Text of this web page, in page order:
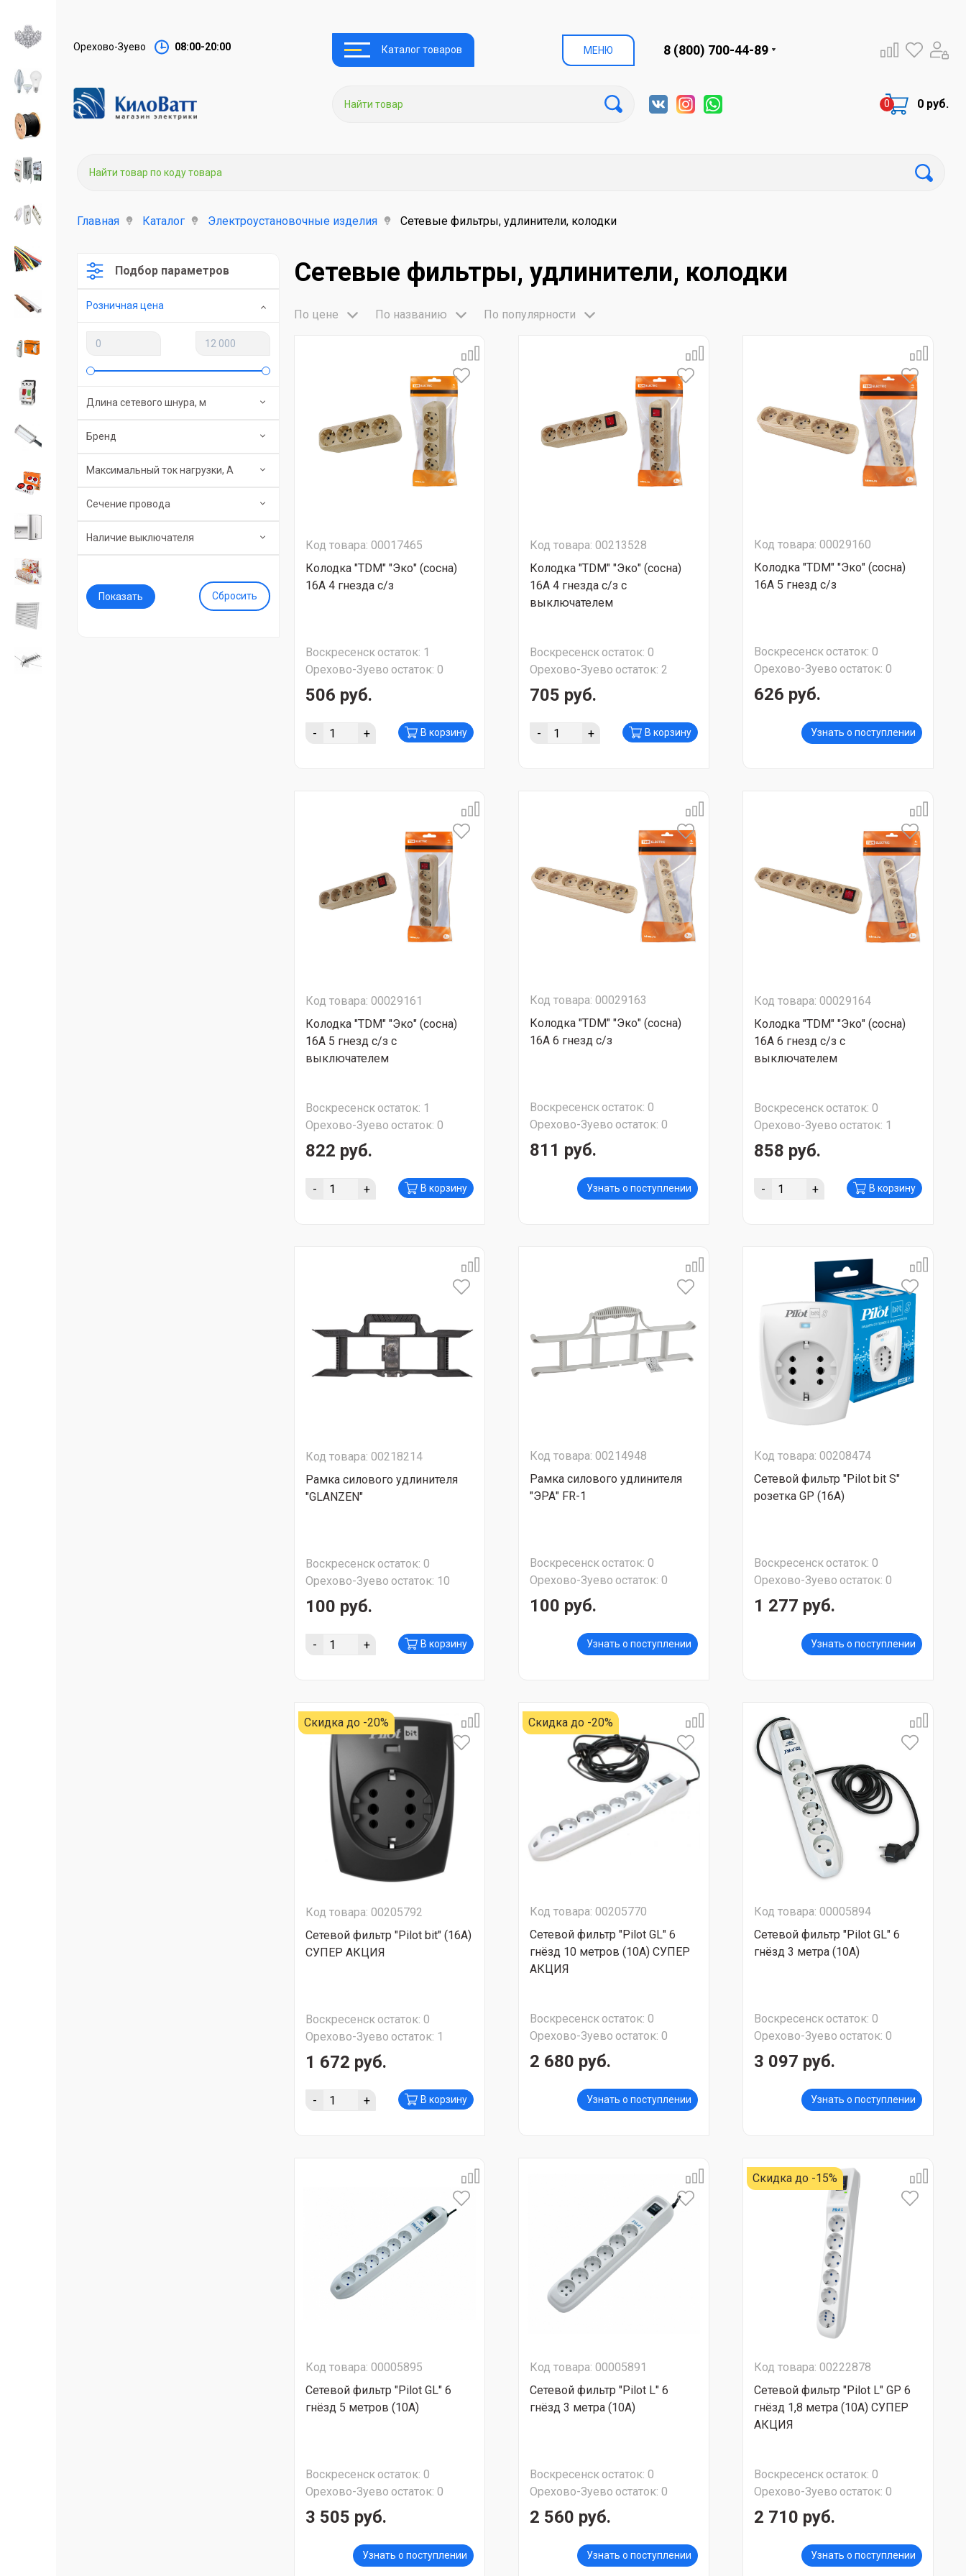
Орехово-Зуево 08:00-20:00 Каталог товаров МЕНЮ 8 (800) 700-44-89
0 руб.
Главная Каталог Электроустановочные изделия Сетевые фильтры, удлинители, колодки
Подбор параметров
Розничная цена
Длина сетевого шнура, м
Бренд
Максимальный ток нагрузки, А
Сечение провода
Наличие выключателя
Сбросить
Сетевые фильтры, удлинители, колодки
По цене По названию По популярности
Код товара: 00017465
Колодка "TDM" "Эко" (сосна)
16A 4 гнезда с/з
Воскресенскостаток: 1
Орехово-Зуево остаток: 0
506 руб.
- + В корзину
Код товара: 00213528
Колодка "TDM" "Эко" (сосна)
16A 4 гнезда с/з с
выключателем
Воскресенскостаток: 0
Орехово-Зуево остаток: 2
705 руб.
- + В корзину
Код товара: 00029160
Колодка "TDM" "Эко" (сосна)
16A 5 гнезд с/з
Воскресенскостаток: 0
Орехово-Зуево остаток: 0
626 руб.
Узнать о поступлении
Код товара: 00029161
Колодка "TDM" "Эко" (сосна)
16A 5 гнезд с/з с
выключателем
Воскресенскостаток: 1
Орехово-Зуево остаток: 0
822 руб.
- + В корзину
Код товара: 00029163
Колодка "TDM" "Эко" (сосна)
16A 6 гнезд с/з
Воскресенскостаток: 0
Орехово-Зуево остаток: 0
811 руб.
Узнать о поступлении
Код товара: 00029164
Колодка "TDM" "Эко" (сосна)
16A 6 гнезд с/з с
выключателем
Воскресенскостаток: 0
Орехово-Зуево остаток: 1
858 руб.
- + В корзину
Код товара: 00218214
Рамка силового удлинителя
"GLANZEN"
Воскресенскостаток: 0
Орехово-Зуево остаток: 10
100 руб.
- + В корзину
Код товара: 00214948
Рамка силового удлинителя
"ЭРА" FR-1
Воскресенскостаток: 0
Орехово-Зуево остаток: 0
100 руб.
Узнать о поступлении
Код товара: 00208474
Сетевой фильтр "Pilot bit S"
розетка GP (16А)
Воскресенскостаток: 0
Орехово-Зуево остаток: 0
1 277 руб.
Узнать о поступлении
Скидка до -20%
Код товара: 00205792
Сетевой фильтр "Pilot bit" (16А)
СУПЕР АКЦИЯ
Воскресенскостаток: 0
Орехово-Зуево остаток: 1
1 672 руб.
- + В корзину
Скидка до -20%
Код товара: 00205770
Сетевой фильтр "Pilot GL" 6
гнёзд 10 метров (10А) СУПЕР
АКЦИЯ
Воскресенскостаток: 0
Орехово-Зуево остаток: 0
2 680 руб.
Узнать о поступлении
Код товара: 00005894
Сетевой фильтр "Pilot GL" 6
гнёзд 3 метра (10А)
Воскресенскостаток: 0
Орехово-Зуево остаток: 0
3 097 руб.
Узнать о поступлении
Код товара: 00005895
Сетевой фильтр "Pilot GL" 6
гнёзд 5 метров (10А)
Воскресенскостаток: 0
Орехово-Зуево остаток: 0
3 505 руб.
Узнать о поступлении
Код товара: 00005891
Сетевой фильтр "Pilot L" 6
гнёзд 3 метра (10А)
Воскресенскостаток: 0
Орехово-Зуево остаток: 0
2 560 руб.
Узнать о поступлении
Скидка до -15%
Код товара: 00222878
Сетевой фильтр "Pilot L" GP 6
гнёзд 1,8 метра (10А) СУПЕР
АКЦИЯ
Воскресенскостаток: 0
Орехово-Зуево остаток: 0
2 710 руб.
Узнать о поступлении